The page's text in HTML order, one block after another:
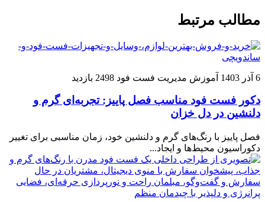
مطالب مرتبط
6 آذر 1403 آموزش مدیریت فست فود 2498 بازدید
دکور فست فود مناسب فصل پاییز: تجربه‌ای گرم و
دلنشین در دل خزان
فصل پاییز با رنگ‌های گرم و دلنشین خود، زمان مناسبی برای تغییر
دکوراسیون محیط‌ها و ایجاد...